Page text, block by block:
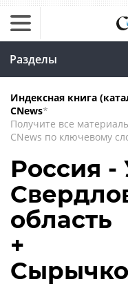
Разделы
Индексная книга
CNews*
Получите все
CNews по ключевому
Россия
область
+